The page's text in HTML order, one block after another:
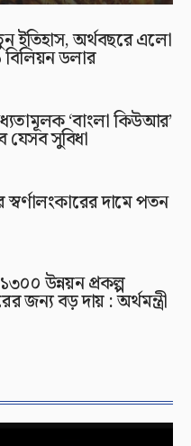
ইতিহাস, অর্থবছরে এলো
ডলার
‘বাংলা কিউআর’
যেসব সুবিধা
দামে পতন
উন্নয়ন প্রকল্প
জন্য বড় দায় : অর্থমন্ত্রী